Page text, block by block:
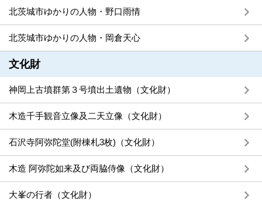
北茨城市ゆかりの人物・野口雨情
北茨城市ゆかりの人物・岡倉天心
文化財
神岡上古墳群第３号墳出土遺物（文化財）
木造千手観音立像及二天立像（文化財）
石沢寺阿弥陀堂(附棟札3枚)（文化財）
木造 阿弥陀如来及び両脇侍像（文化財）
大峯の行者（文化財）